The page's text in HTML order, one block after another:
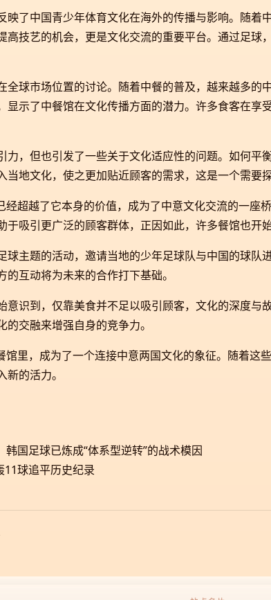
了中国青少年体育文化在海外的传播与影响。随着
高技艺的机会，更是文化交流的重要平台。通过足
全球市场位置的讨论。随着中餐的普及，越来越多
显示了中餐馆在文化传播方面的潜力。许多食客在
力，但也引发了一些关于文化适应性的问题。如何
地文化，使之更加贴近顾客的需求，这是一个需要探
超越了它本身的价值，成为了中意文化交流的一座
吸引更广泛的顾客群体，正因如此，许多餐馆也开
球主题的活动，邀请当地的少年足球队与中国的球
互动将为未来的合作打下基础。
意识到，仅靠美食并不足以吸引顾客，文化的深度
交融来增强自身的竞争力。
里，成为了一个连接中意两国文化的象征。随着
的活力。
国足球已炼成“体系型逆转”的战术模因
11球追平历史纪录